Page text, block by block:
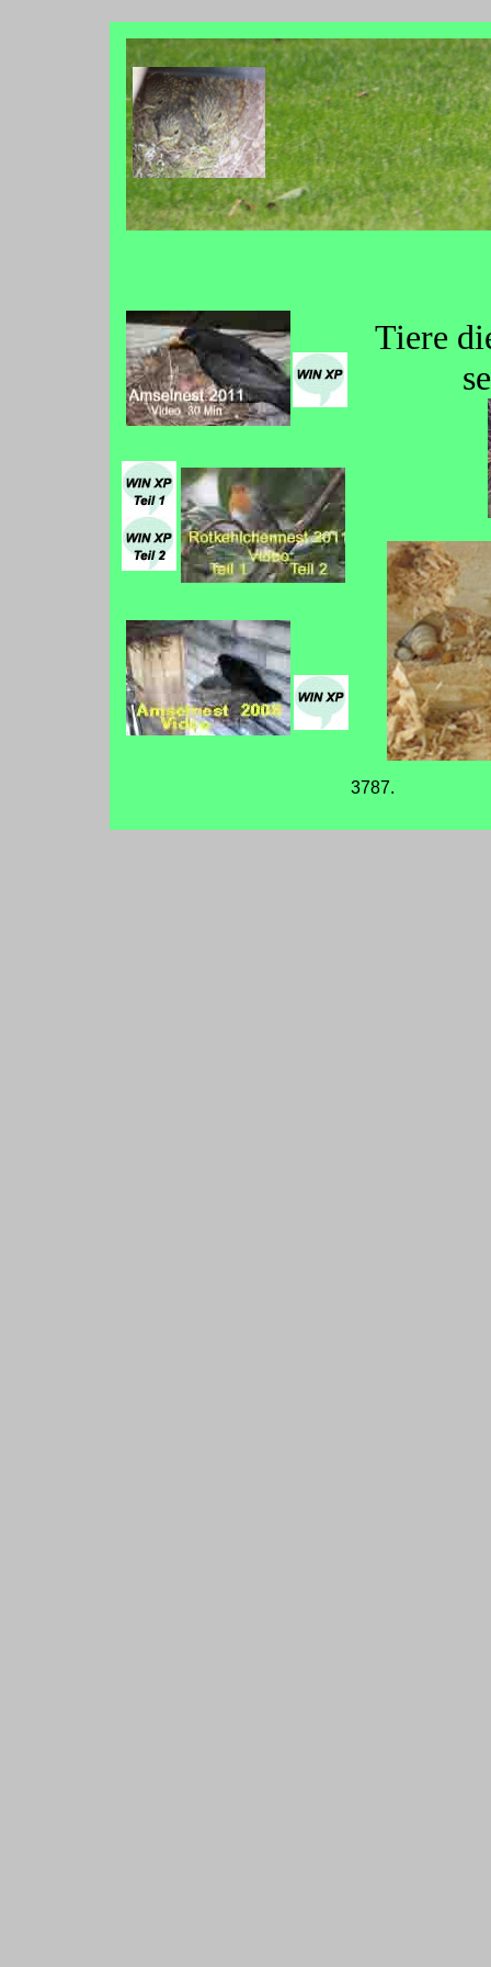
3787.
Tiere